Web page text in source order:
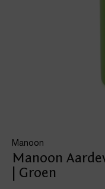
Manoon
Manoon
| Groen